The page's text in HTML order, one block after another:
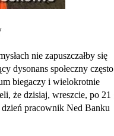
nie zapuszczałby się
dysonans społeczny często
biegaczy i wielokrotnie
że dzisiaj, wreszcie, po 21
pracownik Ned Banku